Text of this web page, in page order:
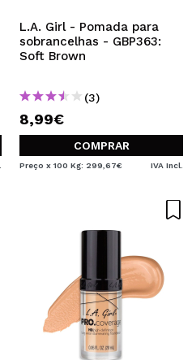
L.A. Girl - Pomada para
sobrancelhas - GBP363:
Soft Brown
(3)
8,99€
COMPRAR
Preço x 100 Kg: 299,67€ IVA Incl.